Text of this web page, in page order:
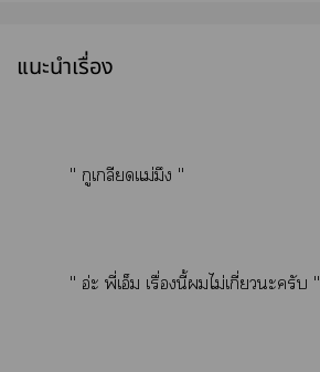
แนะนำเรื่อง
" กูเกลียดแม่มึง "
" อ่ะ พี่เอ็ม เรื่องนี้ไม่เกี่ยวะครับ "